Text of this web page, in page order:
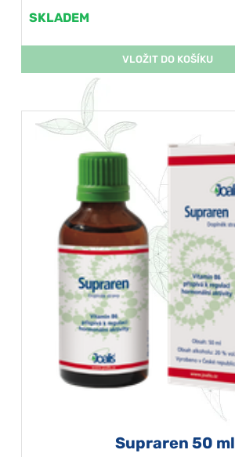
SKLADEM
VLOŽIT DO KOŠÍKU
Supraren 50 ml